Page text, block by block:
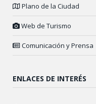
Plano de la Ciudad
Web de Turismo
Comunicación y Prensa
ENLACES DE INTERÉS